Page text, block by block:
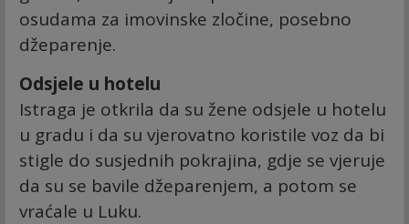
osudama za imovinske zločine, posebno
džeparenje.
Odsjele u hotelu
Istraga je otkrila da su žene odsjele u hotelu
u gradu i da su vjerovatno koristile voz da bi
stigle do susjednih pokrajina, gdje se vjeruje
da su se bavile džeparenjem, a potom se
vraćale u Luku.